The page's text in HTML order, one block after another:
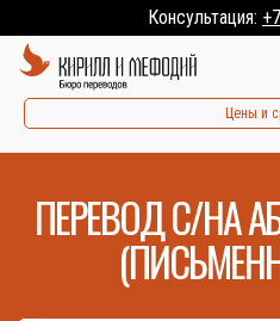
Консультация:
Цены и
ПЕРЕВОД С/НА